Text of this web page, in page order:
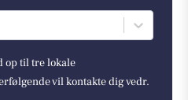
op til tre lokale
vil kontakte dig vedr.